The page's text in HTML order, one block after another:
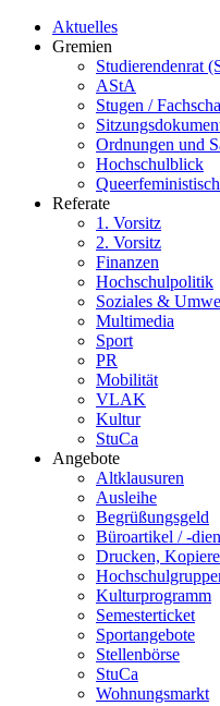
Aktuelles
Gremien
Studierendenrat
AStA
Stugen /
Ordnungen und
Hochschulblick
Referate
1. Vorsitz
2. Vorsitz
Finanzen
Hochschulpolitik
Soziales &
Multimedia
Sport
PR
Mobilität
VLAK
Kultur
StuCa
Angebote
Altklausuren
Ausleihe
Begrüßungsgeld
Büroartikel / -
Drucken,
Kulturprogramm
Semesterticket
Sportangebote
Stellenbörse
StuCa
Wohnungsmarkt